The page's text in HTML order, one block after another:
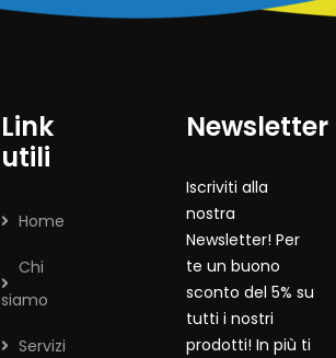
Link
utili
Home
Chi
siamo
Servizi
Newsletter
Iscriviti alla
nostra
Newsletter! Per
te un buono
sconto del 5% su
tutti i nostri
prodotti! In più ti